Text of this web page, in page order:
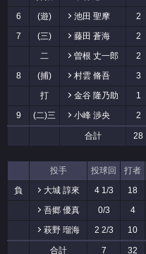
6
(遊) 池田 聖摩 2
7
(三) 藤田 蒼海 2
二
曽根 丈一郎 2
8
(捕) 村雲 脩吾 3
打
金谷 隆乃助 1
9
(二)三 小峰 渉央 2
合計 28
投手 投球回 打者
負
大城 諄來 4 1/3 18
吾郷 優真
0/3 4
萩野 瑠海
2 2/3 10
合計 7 32